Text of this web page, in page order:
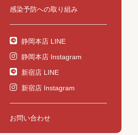
感染予防への取り組み
静岡本店 LINE
静岡本店 Instagram
新宿店 LINE
新宿店 Instagram
お問い合わせ